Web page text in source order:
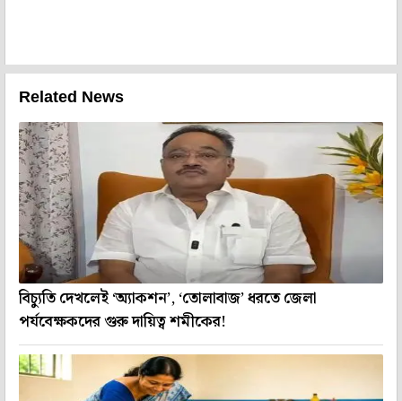
Related News
বিচ্যুতি দেখলেই ‘অ্যাকশন’, ‘তোলাবাজ’ ধরতে জেলা
পর্যবেক্ষকদের গুরু দায়িত্ব শমীকের!